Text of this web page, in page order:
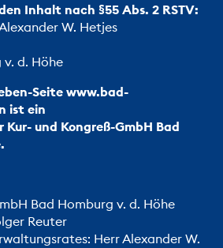
Inhalt nach §55 Abs. 2 RSTV:
W. Hetjes
v. d. Höhe
Seite www.bad-
ist ein
und Kongreß-GmbH Bad
Bad Homburg v. d. Höhe
Reuter
Herr Alexander W.